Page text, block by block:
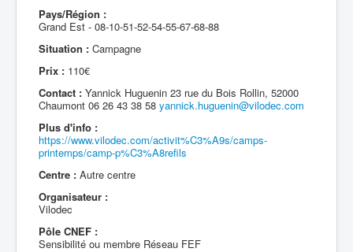
Pays/Région :
Grand Est - 08-10-51-52-54-55-67-68-88
Situation : Campagne
Prix : 110€
Contact : Yannick Huguenin 23 rue du Bois Rollin, 52000
Chaumont 06 26 43 38 58 yannick.huguenin@vilodec.com
Plus d'info :
https://www.vilodec.com/activit%C3%A9s/camps-
printemps/camp-p%C3%A8refils
Centre : Autre centre
Organisateur :
Vilodec
Pôle CNEF :
Sensibilité ou membre Réseau FEF